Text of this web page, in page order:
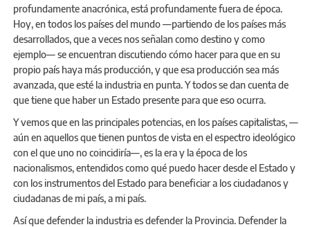
profundamente anacrónica, está profundamente fuera de época.
Hoy, en todos los países del mundo —partiendo de los países más
desarrollados, que a veces nos señalan como destino y como
ejemplo— se encuentran discutiendo cómo hacer para que en su
propio país haya más producción, y que esa producción sea más
avanzada, que esté la industria en punta. Y todos se dan cuenta de
que tiene que haber un Estado presente para que eso ocurra.
Y vemos que en las principales potencias, en los países capitalistas, —
aún en aquellos que tienen puntos de vista en el espectro ideológico
con el que uno no coincidiría—, es la era y la época de los
nacionalismos, entendidos como qué puedo hacer desde el Estado y
con los instrumentos del Estado para beneficiar a los ciudadanos y
ciudadanas de mi país, a mi país.
Así que defender la industria es defender la Provincia. Defender la